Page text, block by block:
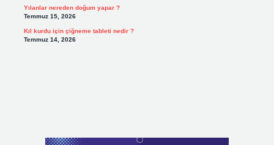
Yılanlar nereden doğum yapar ?
Temmuz 15, 2026
Kıl kurdu için çiğneme tableti nedir ?
Temmuz 14, 2026